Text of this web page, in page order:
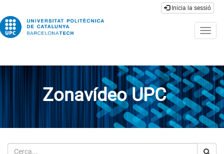
Inicia la sessió
Zonavídeo UPC
Cerca